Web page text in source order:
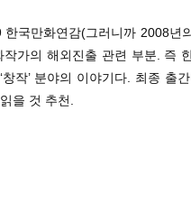
국만화연감(그러니까 2008년
가의 해외진출 관련 부분. 즉
작’ 분야의 이야기다. 최종 출
을 것 추천.